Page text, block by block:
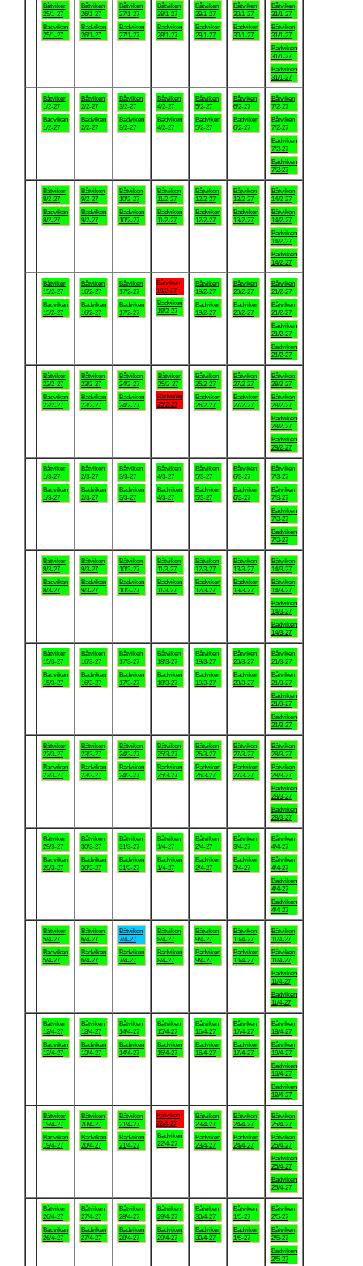
Båtviken
25/1-27
Badviken
25/1-27
Båtviken
26/1-27
Badviken
26/1-27
Båtviken
27/1-27
Badviken
27/1-27
Båtviken
28/1-27
Badviken
28/1-27
Båtviken
29/1-27
Badviken
29/1-27
Båtviken
30/1-27
Badviken
30/1-27
Båtviken
31/1-27
Båtviken
31/1-27
Badviken
31/1-27
Badviken
31/1-27
Båtviken
1/2-27
Badviken
1/2-27
Båtviken
2/2-27
Badviken
2/2-27
Båtviken
3/2-27
Badviken
3/2-27
Båtviken
4/2-27
Badviken
4/2-27
Båtviken
5/2-27
Badviken
5/2-27
Båtviken
6/2-27
Badviken
6/2-27
Båtviken
7/2-27
Båtviken
7/2-27
Badviken
7/2-27
Badviken
7/2-27
Båtviken
8/2-27
Badviken
8/2-27
Båtviken
9/2-27
Badviken
9/2-27
Båtviken
10/2-27
Badviken
10/2-27
Båtviken
11/2-27
Badviken
11/2-27
Båtviken
12/2-27
Badviken
12/2-27
Båtviken
13/2-27
Badviken
13/2-27
Båtviken
14/2-27
Båtviken
14/2-27
Badviken
14/2-27
Badviken
14/2-27
Båtviken
15/2-27
Badviken
15/2-27
Båtviken
16/2-27
Badviken
16/2-27
Båtviken
17/2-27
Badviken
17/2-27
Båtviken
18/2-27
Badviken
18/2-27
Båtviken
19/2-27
Badviken
19/2-27
Båtviken
20/2-27
Badviken
20/2-27
Båtviken
21/2-27
Båtviken
21/2-27
Badviken
21/2-27
Badviken
21/2-27
Båtviken
22/2-27
Badviken
22/2-27
Båtviken
23/2-27
Badviken
23/2-27
Båtviken
24/2-27
Badviken
24/2-27
Båtviken
25/2-27
Badviken
25/2-27
Båtviken
26/2-27
Badviken
26/2-27
Båtviken
27/2-27
Badviken
27/2-27
Båtviken
28/2-27
Båtviken
28/2-27
Badviken
28/2-27
Badviken
28/2-27
Båtviken
1/3-27
Badviken
1/3-27
Båtviken
2/3-27
Badviken
2/3-27
Båtviken
3/3-27
Badviken
3/3-27
Båtviken
4/3-27
Badviken
4/3-27
Båtviken
5/3-27
Badviken
5/3-27
Båtviken
6/3-27
Badviken
6/3-27
Båtviken
7/3-27
Båtviken
7/3-27
Badviken
7/3-27
Badviken
7/3-27
Båtviken
8/3-27
Badviken
8/3-27
Båtviken
9/3-27
Badviken
9/3-27
Båtviken
10/3-27
Badviken
10/3-27
Båtviken
11/3-27
Badviken
11/3-27
Båtviken
12/3-27
Badviken
12/3-27
Båtviken
13/3-27
Badviken
13/3-27
Båtviken
14/3-27
Båtviken
14/3-27
Badviken
14/3-27
Badviken
14/3-27
Båtviken
15/3-27
Badviken
15/3-27
Båtviken
16/3-27
Badviken
16/3-27
Båtviken
17/3-27
Badviken
17/3-27
Båtviken
18/3-27
Badviken
18/3-27
Båtviken
19/3-27
Badviken
19/3-27
Båtviken
20/3-27
Badviken
20/3-27
Båtviken
21/3-27
Båtviken
21/3-27
Badviken
21/3-27
Badviken
21/3-27
Båtviken
22/3-27
Badviken
22/3-27
Båtviken
23/3-27
Badviken
23/3-27
Båtviken
24/3-27
Badviken
24/3-27
Båtviken
25/3-27
Badviken
25/3-27
Båtviken
26/3-27
Badviken
26/3-27
Båtviken
27/3-27
Badviken
27/3-27
Båtviken
28/3-27
Båtviken
28/3-27
Badviken
28/3-27
Badviken
28/3-27
Båtviken
29/3-27
Badviken
29/3-27
Båtviken
30/3-27
Badviken
30/3-27
Båtviken
31/3-27
Badviken
31/3-27
Båtviken
1/4-27
Badviken
1/4-27
Båtviken
2/4-27
Badviken
2/4-27
Båtviken
3/4-27
Badviken
3/4-27
Båtviken
4/4-27
Båtviken
4/4-27
Badviken
4/4-27
Badviken
4/4-27
Båtviken
5/4-27
Badviken
5/4-27
Båtviken
6/4-27
Badviken
6/4-27
Båtviken
7/4-27
Badviken
7/4-27
Båtviken
8/4-27
Badviken
8/4-27
Båtviken
9/4-27
Badviken
9/4-27
Båtviken
10/4-27
Badviken
10/4-27
Båtviken
11/4-27
Båtviken
11/4-27
Badviken
11/4-27
Badviken
11/4-27
Båtviken
12/4-27
Badviken
12/4-27
Båtviken
13/4-27
Badviken
13/4-27
Båtviken
14/4-27
Badviken
14/4-27
Båtviken
15/4-27
Badviken
15/4-27
Båtviken
16/4-27
Badviken
16/4-27
Båtviken
17/4-27
Badviken
17/4-27
Båtviken
18/4-27
Båtviken
18/4-27
Badviken
18/4-27
Badviken
18/4-27
Båtviken
19/4-27
Badviken
19/4-27
Båtviken
20/4-27
Badviken
20/4-27
Båtviken
21/4-27
Badviken
21/4-27
Båtviken
22/4-27
Badviken
22/4-27
Båtviken
23/4-27
Badviken
23/4-27
Båtviken
24/4-27
Badviken
24/4-27
Båtviken
25/4-27
Båtviken
25/4-27
Badviken
25/4-27
Badviken
25/4-27
Båtviken
26/4-27
Badviken
26/4-27
Båtviken
27/4-27
Badviken
27/4-27
Båtviken
28/4-27
Badviken
28/4-27
Båtviken
29/4-27
Badviken
29/4-27
Båtviken
30/4-27
Badviken
30/4-27
Båtviken
1/5-27
Badviken
1/5-27
Båtviken
2/5-27
Båtviken
2/5-27
Badviken
2/5-27